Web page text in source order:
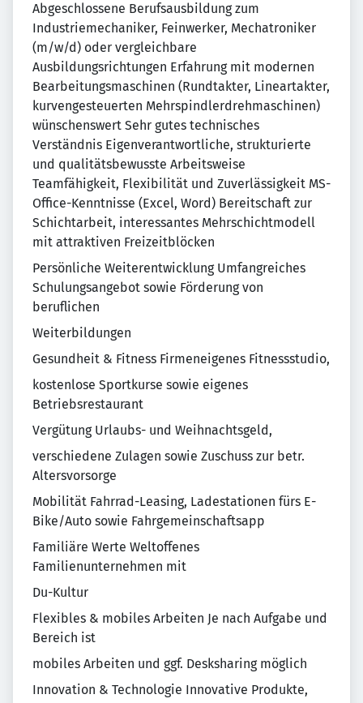
Abgeschlossene Berufsausbildung zum
Industriemechaniker, Feinwerker, Mechatroniker
(m/w/d) oder vergleichbare
Ausbildungsrichtungen Erfahrung mit modernen
Bearbeitungsmaschinen (Rundtakter, Lineartakter,
kurvengesteuerten Mehrspindlerdrehmaschinen)
wünschenswert Sehr gutes technisches
Verständnis Eigenverantwortliche, strukturierte
und qualitätsbewusste Arbeitsweise
Teamfähigkeit, Flexibilität und Zuverlässigkeit MS-
Office-Kenntnisse (Excel, Word) Bereitschaft zur
Schichtarbeit, interessantes Mehrschichtmodell
mit attraktiven Freizeitblöcken
Persönliche Weiterentwicklung Umfangreiches
Schulungsangebot sowie Förderung von
beruflichen
Weiterbildungen
Gesundheit & Fitness Firmeneigenes Fitnessstudio,
kostenlose Sportkurse sowie eigenes
Betriebsrestaurant
Vergütung Urlaubs- und Weihnachtsgeld,
verschiedene Zulagen sowie Zuschuss zur betr.
Altersvorsorge
Mobilität Fahrrad-Leasing, Ladestationen fürs E-
Bike/Auto sowie Fahrgemeinschaftsapp
Familiäre Werte Weltoffenes
Familienunternehmen mit
Du-Kultur
Flexibles & mobiles Arbeiten Je nach Aufgabe und
Bereich ist
mobiles Arbeiten und ggf. Desksharing möglich
Innovation & Technologie Innovative Produkte,